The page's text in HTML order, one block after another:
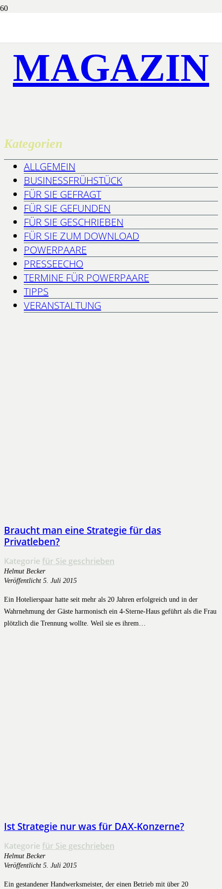
MAGAZIN
Kategorien
ALLGEMEIN
BUSINESSFRÜHSTÜCK
FÜR SIE GEFRAGT
FÜR SIE GEFUNDEN
FÜR SIE GESCHRIEBEN
FÜR SIE ZUM DOWNLOAD
POWERPAARE
PRESSEECHO
TERMINE FÜR POWERPAARE
TIPPS
VERANSTALTUNG
Braucht man eine Strategie für das
Privatleben?
Kategorie für Sie geschrieben
Helmut Becker
Veröffentlicht 5. Juli 2015
Ein Hotelierspaar hatte seit mehr als 20 Jahren erfolgreich und in der
Wahrnehmung der Gäste harmonisch ein 4-Sterne-Haus geführt als die Frau
plötzlich die Trennung wollte. Weil sie es ihrem…
Ist Strategie nur was für DAX-Konzerne?
Kategorie für Sie geschrieben
Helmut Becker
Veröffentlicht 5. Juli 2015
Ein gestandener Handwerksmeister, der einen Betrieb mit über 20